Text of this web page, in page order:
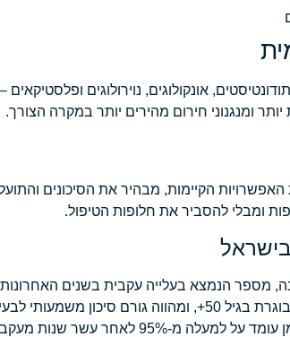
אונקולוגים, נוירולוגים
ומנגנוני חירום מהירים יותר במקרה הצורך.
הקיימות, מבהיר את הסיכונים
ומבלי להסביר את חלופות הטיפול.
95% לאחר עשר שנות מעקב.